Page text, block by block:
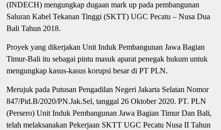
(INDECH) mengungkap dugaan mark up pada pembangunan
Saluran Kabel Tekanan Tinggi (SKTT) UGC Pecatu – Nusa Dua
Bali Tahun 2018.
Proyek yang dikerjakan Unit Induk Pembangunan Jawa Bagian
Timur-Bali itu sebagai pintu masuk aparat penegak hukum untuk
mengungkap kasus-kasus korupsi besar di PT PLN.
Merujuk pada Putusan Pengadilan Negeri Jakarta Selatan Nomor
847/Pid.B/2020/PN.Jak.Sel, tanggal 26 Oktober 2020. PT. PLN
(Persero) Unit Induk Pembangunan Jawa Bagian Timur Dan Bali,
telah melaksanakan Pekerjaan SKTT UGC Pecatu Nusa II Tahun